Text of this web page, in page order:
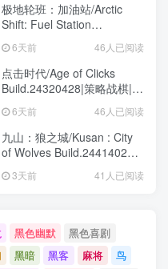
极地轮班：加油站/Arctic
Shift: Fuel Station
Build.24404863|模拟经营|容
量8GB|免安装绿色中文版
6天前 46人已阅读
点击时代/Age of Clicks
Build.24320428|策略战棋|容
量595MB|免安装绿色中文版
6天前 46人已阅读
九山：狼之城/Kusan : City
of Wolves Build.24414028|
动作冒险|容量1.6GB|免安装
绿色中文版
3天前 41人已阅读
黑色幽默
黑色喜剧
黑暗 黑客 麻将
鸟